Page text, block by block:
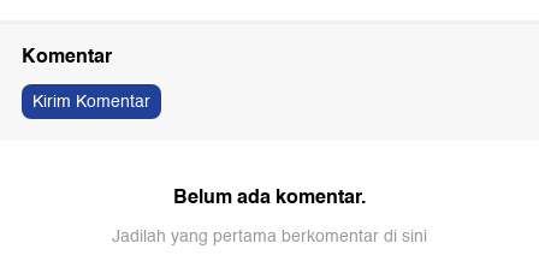
Komentar
Kirim Komentar
Belum ada komentar.
Jadilah yang pertama berkomentar di sini